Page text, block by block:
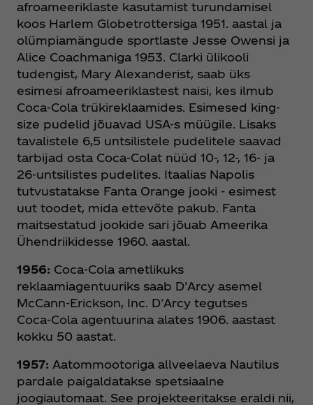
afroameeriklaste kasutamist turundamisel
koos Harlem Globetrottersiga 1951. aastal ja
olümpiamängude sportlaste Jesse Owensi ja
Alice Coachmaniga 1953. Clarki ülikooli
tudengist, Mary Alexanderist, saab üks
esimesi afroameeriklastest naisi, kes ilmub
Coca‑Cola trükireklaamides. Esimesed king-
size pudelid jõuavad USA-s müügile. Lisaks
tavalistele 6,5 untsilistele pudelitele saavad
tarbijad osta Coca‑Colat nüüd 10-, 12-, 16- ja
26-untsilistes pudelites. Itaalias Napolis
tutvustatakse Fanta Orange jooki - esimest
uut toodet, mida ettevõte pakub. Fanta
maitsestatud jookide sari jõuab Ameerika
Ühendriikidesse 1960. aastal.
1956: Coca‑Cola ametlikuks
reklaamiagentuuriks saab D’Arcy asemel
McCann-Erickson, Inc. D’Arcy tegutses
Coca‑Cola agentuurina alates 1906. aastast
kokku 50 aastat.
1957: Aatommootoriga allveelaeva Nautilus
pardale paigaldatakse spetsiaalne
joogiautomaat. See projekteeritakse eraldi nii,